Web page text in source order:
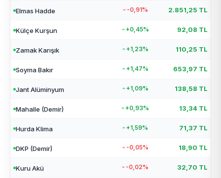
Elmas Hadde -0,91% 2.851,25 TL
Külçe Kurşun +0,45% 92,08 TL
Zamak Karışık +1,23% 110,25 TL
Soyma Bakır +1,47% 653,97 TL
Jant Alüminyum +1,09% 138,58 TL
Mahalle (Demir) +0,93% 13,34 TL
Hurda Klima +1,59% 71,37 TL
DKP (Demir) -0,05% 18,90 TL
Kuru Akü -0,02% 32,70 TL